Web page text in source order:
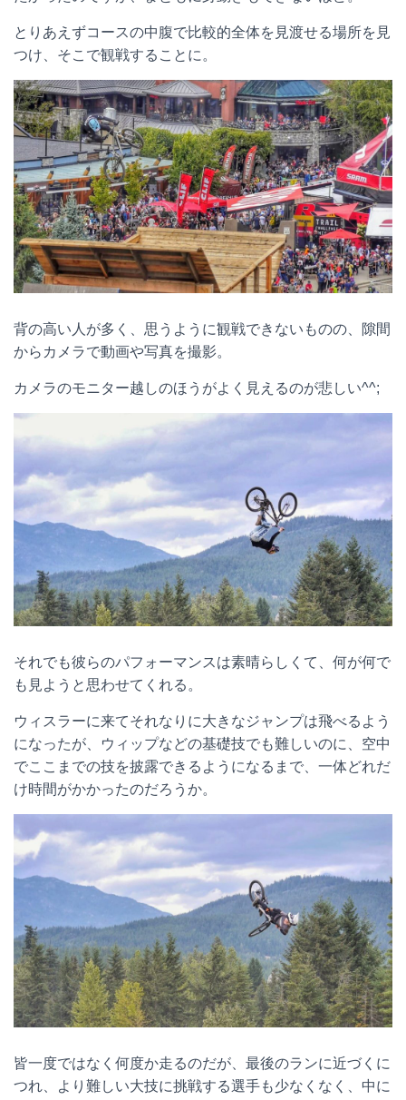
とりあえずコースの中腹で比較的全体を見渡せる場所を見
つけ、そこで観戦することに。
背の高い人が多く、思うように観戦できないものの、隙間
からカメラで動画や写真を撮影。
カメラのモニター越しのほうがよく見えるのが悲しい^^;
それでも彼らのパフォーマンスは素晴らしくて、何が何で
も見ようと思わせてくれる。
ウィスラーに来てそれなりに大きなジャンプは飛べるよう
になったが、ウィップなどの基礎技でも難しいのに、空中
でここまでの技を披露できるようになるまで、一体どれだ
け時間がかかったのだろうか。
皆一度ではなく何度か走るのだが、最後のランに近づくに
つれ、より難しい大技に挑戦する選手も少なくなく、中に